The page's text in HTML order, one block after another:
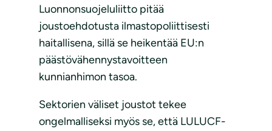
Luonnonsuojeluliitto pitää
joustoehdotusta ilmastopoliittisesti
haitallisena, sillä se heikentää EU:n
päästövähennystavoitteen
kunnianhimon tasoa.
Sektorien väliset joustot tekee
ongelmalliseksi myös se, että LULUCF-